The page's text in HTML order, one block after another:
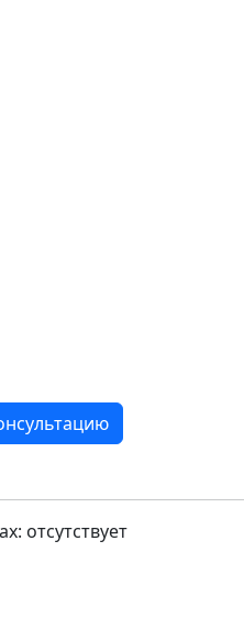
отсутствует